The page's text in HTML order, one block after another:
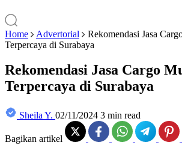
Home Advertorial
Rekomendasi Jasa
Terpercaya di Surabaya
Rekomendasi Jasa Cargo
Terpercaya di Surabaya
Sheila Y. 02/11/2024 3 min read
Bagikan artikel